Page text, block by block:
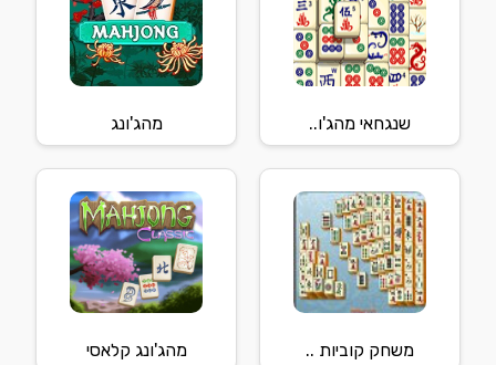
שנגחאי מהג'ו.. מהג'ונג
משחק קוביות .. מהג'ונג קלאסי